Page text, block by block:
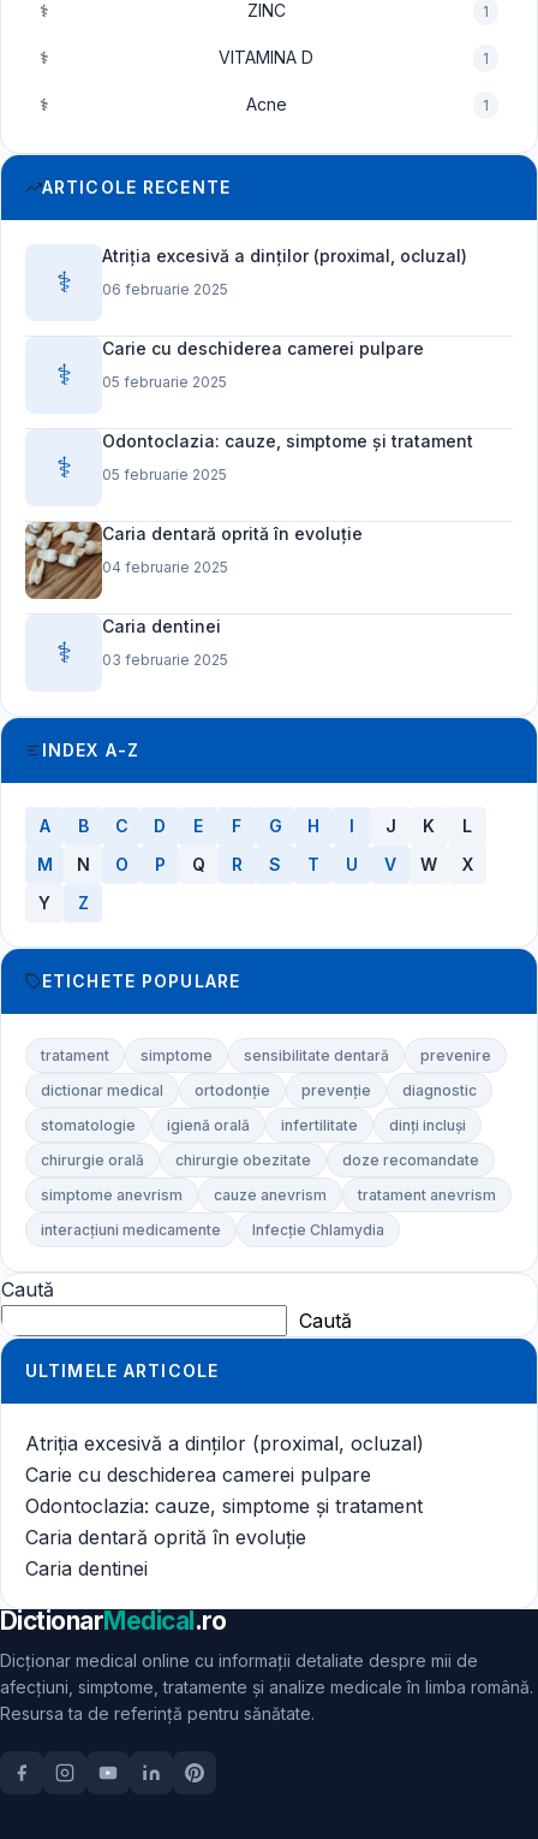
⚕️ ZINC 1
⚕️ VITAMINA D 1
⚕️ Acne 1
ARTICOLE RECENTE
⚕️
Atriția excesivă a dinților (proximal, ocluzal)
06 februarie 2025
⚕️
Carie cu deschiderea camerei pulpare
05 februarie 2025
⚕️
Odontoclazia: cauze, simptome și tratament
05 februarie 2025
Caria dentară oprită în evoluție
04 februarie 2025
⚕️
Caria dentinei
03 februarie 2025
INDEX A-Z
A B C D E F G H I J K
L
M
N O P Q R S T U V W
X
Y
Z
ETICHETE POPULARE
tratament simptome sensibilitate dentară
prevenire
dictionar medical
ortodonție prevenție
diagnostic
stomatologie
igienă orală infertilitate
dinți incluși
chirurgie orală
chirurgie obezitate
doze recomandate
simptome anevrism
cauze anevrism
tratament anevrism
interacțiuni medicamente
Infecție Chlamydia
Caută
Caută
ULTIMELE ARTICOLE
Atriția excesivă a dinților (proximal, ocluzal)
Carie cu deschiderea camerei pulpare
Odontoclazia: cauze, simptome și tratament
Caria dentară oprită în evoluție
Caria dentinei
DictionarMedical.ro
Dicționar medical online cu informații detaliate despre mii de
afecțiuni, simptome, tratamente și analize medicale în limba română.
Resursa ta de referință pentru sănătate.